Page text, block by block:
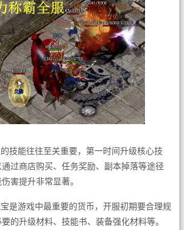
技能往往至关重要，第一时间升级核心技
过商店购买、任务奖励、副本掉落等途径
害提升非常显著。
是游戏中最重要的货币，开服初期要合理规
的升级材料、技能书、装备强化材料等。